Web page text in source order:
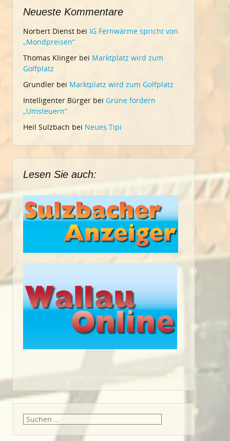
Neueste Kommentare
Norbert Dienst bei IG Fernwärme spricht von
„Mondpreisen“
Thomas Klinger bei Marktplatz wird zum
Golfplatz
Grundler bei Marktplatz wird zum Golfplatz
Intelligenter Bürger bei Grüne fordern
„Umsteuern“
Heil Sulzbach bei Neues Tipi
Lesen Sie auch:
Suche